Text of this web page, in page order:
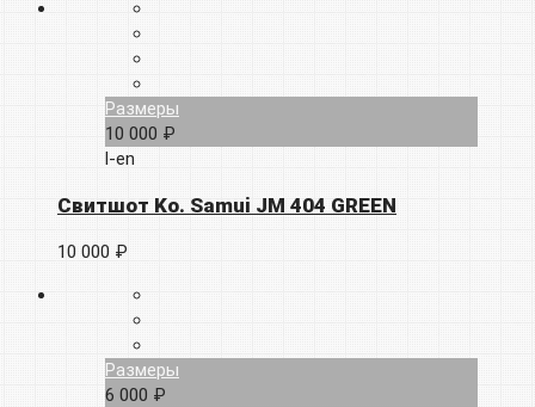
Размеры
10 000 ₽
l-en
Свитшот Ko. Samui JM 404 GREEN
10 000 ₽
Размеры
6 000 ₽